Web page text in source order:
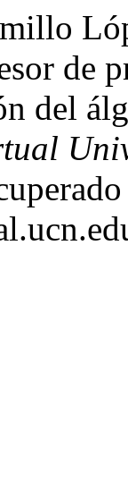
de
del